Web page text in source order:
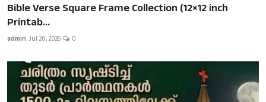
Bible Verse Square Frame Collection (12×12 inch
Printab...
admin Jul 20, 2026 0